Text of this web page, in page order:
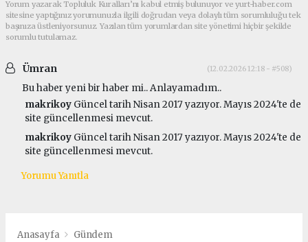
Yorum yazarak Topluluk Kuralları’nı kabul etmiş bulunuyor ve yurt-haber.com
sitesine yaptığınız yorumunuzla ilgili doğrudan veya dolaylı tüm sorumluluğu tek
başınıza üstleniyorsunuz. Yazılan tüm yorumlardan site yönetimi hiçbir şekilde
sorumlu tutulamaz.
Ümran (12.02.2026 12:18 - #508)
Bu haber yeni bir haber mi.. Anlayamadım..
makrikoy Güncel tarih Nisan 2017 yazıyor. Mayıs 2024'te de
site güncellenmesi mevcut.
makrikoy Güncel tarih Nisan 2017 yazıyor. Mayıs 2024'te de
site güncellenmesi mevcut.
Yorumu Yanıtla
Anasayfa Gündem